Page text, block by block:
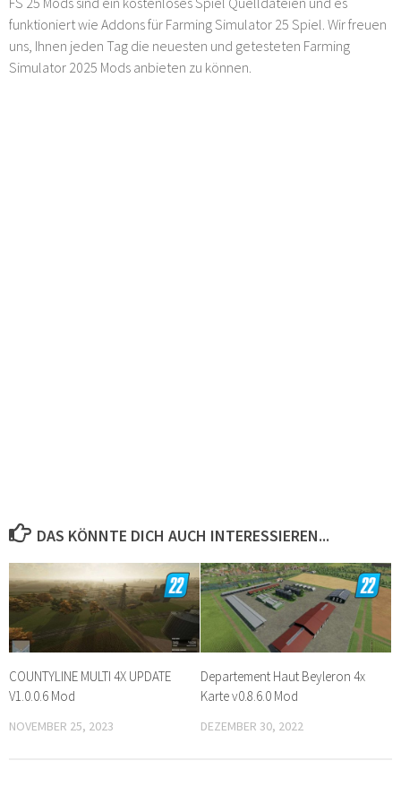
funktioniert wie Addons für Farming Simulator 25 Spiel. Wir freuen
uns, Ihnen jeden Tag die neuesten und getesteten Farming
Simulator 2025 Mods anbieten zu können.
DAS KÖNNTE DICH AUCH INTERESSIEREN...
COUNTYLINE MULTI 4X UPDATE
V1.0.0.6 Mod
NOVEMBER 25, 2023
Departement Haut Beyleron 4x
Karte v0.8.6.0 Mod
DEZEMBER 30, 2022